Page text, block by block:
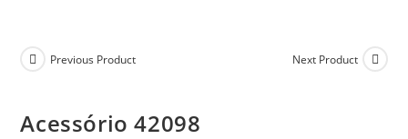
Previous Product Next Product
Acessório 42098